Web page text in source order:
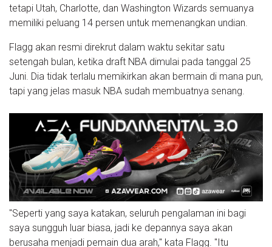
tetapi Utah, Charlotte, dan Washington Wizards semuanya
memiliki peluang 14 persen untuk memenangkan undian.
Flagg akan resmi direkrut dalam waktu sekitar satu
setengah bulan, ketika draft NBA dimulai pada tanggal 25
Juni. Dia tidak terlalu memikirkan akan bermain di mana pun,
tapi yang jelas masuk NBA sudah membuatnya senang.
"Seperti yang saya katakan, seluruh pengalaman ini bagi
saya sungguh luar biasa, jadi ke depannya saya akan
berusaha menjadi pemain dua arah," kata Flagg. "Itu